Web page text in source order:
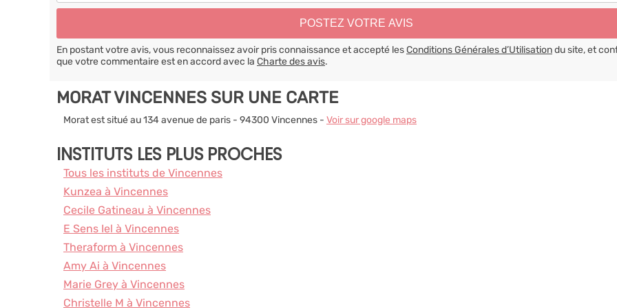
En postant votre avis, vous reconnaissez avoir pris connaissance et accepté lesConditions Générales d’Utilisationdu site, et
que votre commentaire est en accord avec la Charte des avis.
MORAT VINCENNES SUR UNE CARTE
Morat est situé au 134 avenue de paris - 94300 Vincennes - Voir sur google maps
INSTITUTS LES PLUS PROCHES
Tous les instituts de Vincennes
Kunzea à Vincennes
Cecile Gatineau à Vincennes
E Sens Iel à Vincennes
Theraform à Vincennes
Amy Ai à Vincennes
Marie Grey à Vincennes
Christelle M à Vincennes